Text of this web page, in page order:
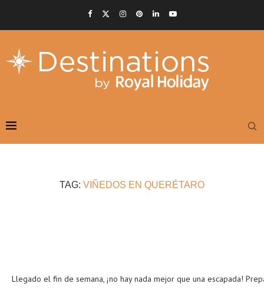
TAG: VIÑEDOS EN QUERÉTARO
Llegado el fin de semana, ¡no hay nada mejor que una escapada!